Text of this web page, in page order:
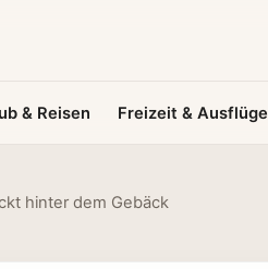
& Reisen Freizeit & Ausflüge
hinter dem Gebäck